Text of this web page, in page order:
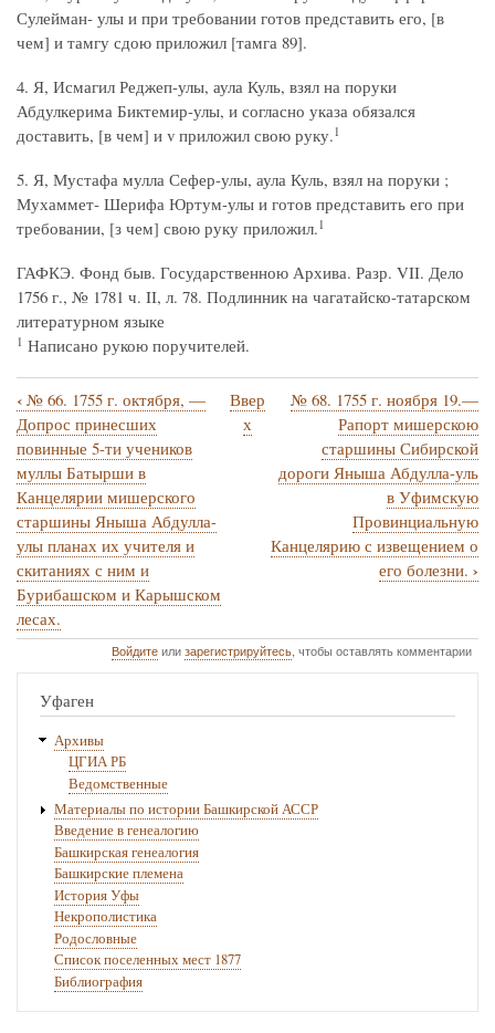
Сулейман- улы и при требовании готов представить его, [в
чем] и тамгу сдою приложил [тамга 89].
4. Я, Исмагил Реджеп-улы, аула Куль, взял на поруки
Абдулкерима Биктемир-улы, и согласно указа обязался
доставить, [в чем] и v приложил свою руку. 1
5. Я, Мустафа мулла Сефер-улы, аула Куль, взял на поруки ;
Мухаммет- Шерифа Юртум-улы и готов представить его при
требовании, [з чем] свою руку приложил. 1
ГАФКЭ. Фонд быв. Государственною Архива. Разр. VII. Дело
1756 г., № 1781 ч. II, л. 78. Подлинник на чагатайско-татарском
литературном языке
1 Написано рукою поручителей.
Перекрёстные
ссылки
книги
для
№
67.
1755
г.
октября
ранее
Поручное
записки
писаря
мишерского
старшины
Яныша
Абдулла-
‹ № 66. 1755 г. октября, —
Допрос принесших
повинные 5-ти учеников
муллы Батырши в
Канцелярии мишерского
старшины Яныша Абдулла-
улы планах их учителя и
скитаниях с ним и
Бурибашском и Карышском
лесах.
Ввер
х
№ 68. 1755 г. ноября 19.—
Рапорт мишерскою
старшины Сибирской
дороги Яныша Абдулла-уль
в Уфимскую
Провинциальную
Канцелярию с извещением о
его болезни. ›
Войдитеилизарегистрируйтесь, чтобы оставлять комментарии
Уфаген
Архивы
ЦГИА РБ
Ведомственные
Материалы по истории Башкирской АССР
Введение в генеалогию
Башкирская генеалогия
Башкирские племена
История Уфы
Некрополистика
Родословные
Список поселенных мест 1877
Библиография